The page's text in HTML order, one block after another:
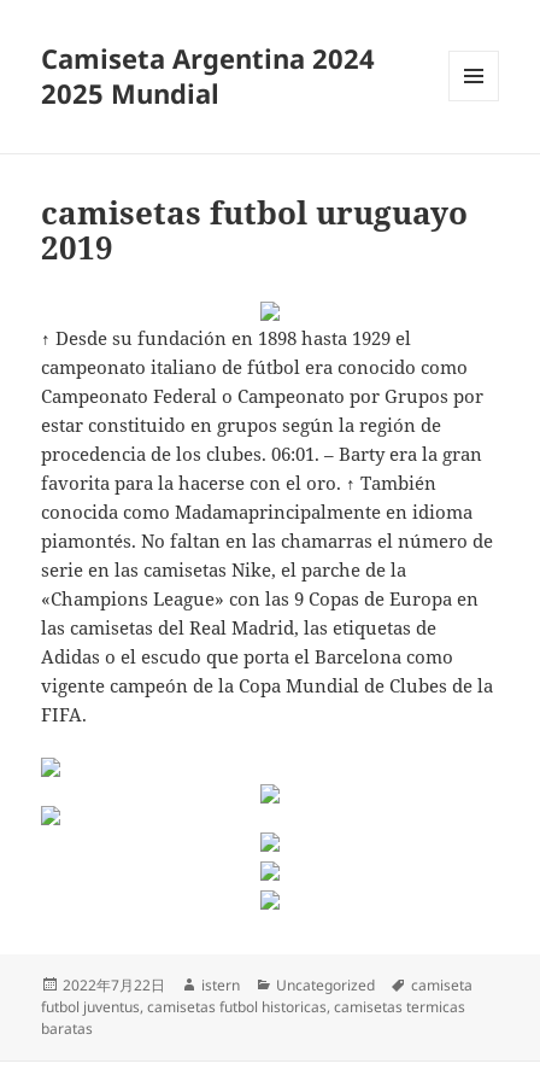
Camiseta Argentina 2024
2025 Mundial
camisetas futbol uruguayo
2019
↑ Desde su fundación en 1898 hasta 1929 el
campeonato italiano de fútbol era conocido como
Campeonato Federal o Campeonato por Grupos por
estar constituido en grupos según la región de
procedencia de los clubes. 06:01. – Barty era la gran
favorita para la hacerse con el oro. ↑ También
conocida como Madamaprincipalmente en idioma
piamontés. No faltan en las chamarras el número de
serie en las camisetas Nike, el parche de la
«Champions League» con las 9 Copas de Europa en
las camisetas del Real Madrid, las etiquetas de
Adidas o el escudo que porta el Barcelona como
vigente campeón de la Copa Mundial de Clubes de la
FIFA.
Publicado
el
2022年7月22日 Autor
istern Categorías
Uncategorized Etiquetas
camiseta
futbol juventus,camisetas futbol historicas,camisetas termicas
baratas